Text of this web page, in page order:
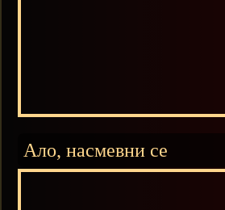
Ало, насмевни се